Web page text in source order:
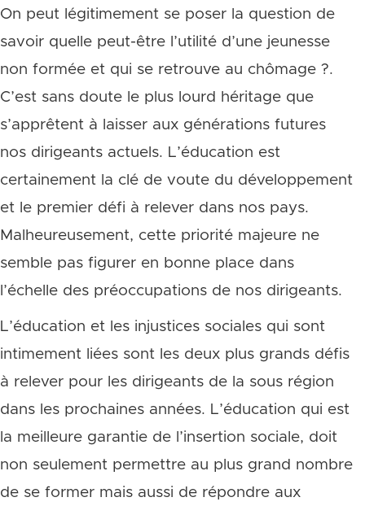
On peut légitimement se poser la question de
savoir quelle peut-être l’utilité d’une jeunesse
non formée et qui se retrouve au chômage ?.
C’est sans doute le plus lourd héritage que
s’apprêtent à laisser aux générations futures
nos dirigeants actuels. L’éducation est
certainement la clé de voute du développement
et le premier défi à relever dans nos pays.
Malheureusement, cette priorité majeure ne
semble pas figurer en bonne place dans
l’échelle des préoccupations de nos dirigeants.
L’éducation et les injustices sociales qui sont
intimement liées sont les deux plus grands défis
à relever pour les dirigeants de la sous région
dans les prochaines années. L’éducation qui est
la meilleure garantie de l’insertion sociale, doit
non seulement permettre au plus grand nombre
de se former mais aussi de répondre aux